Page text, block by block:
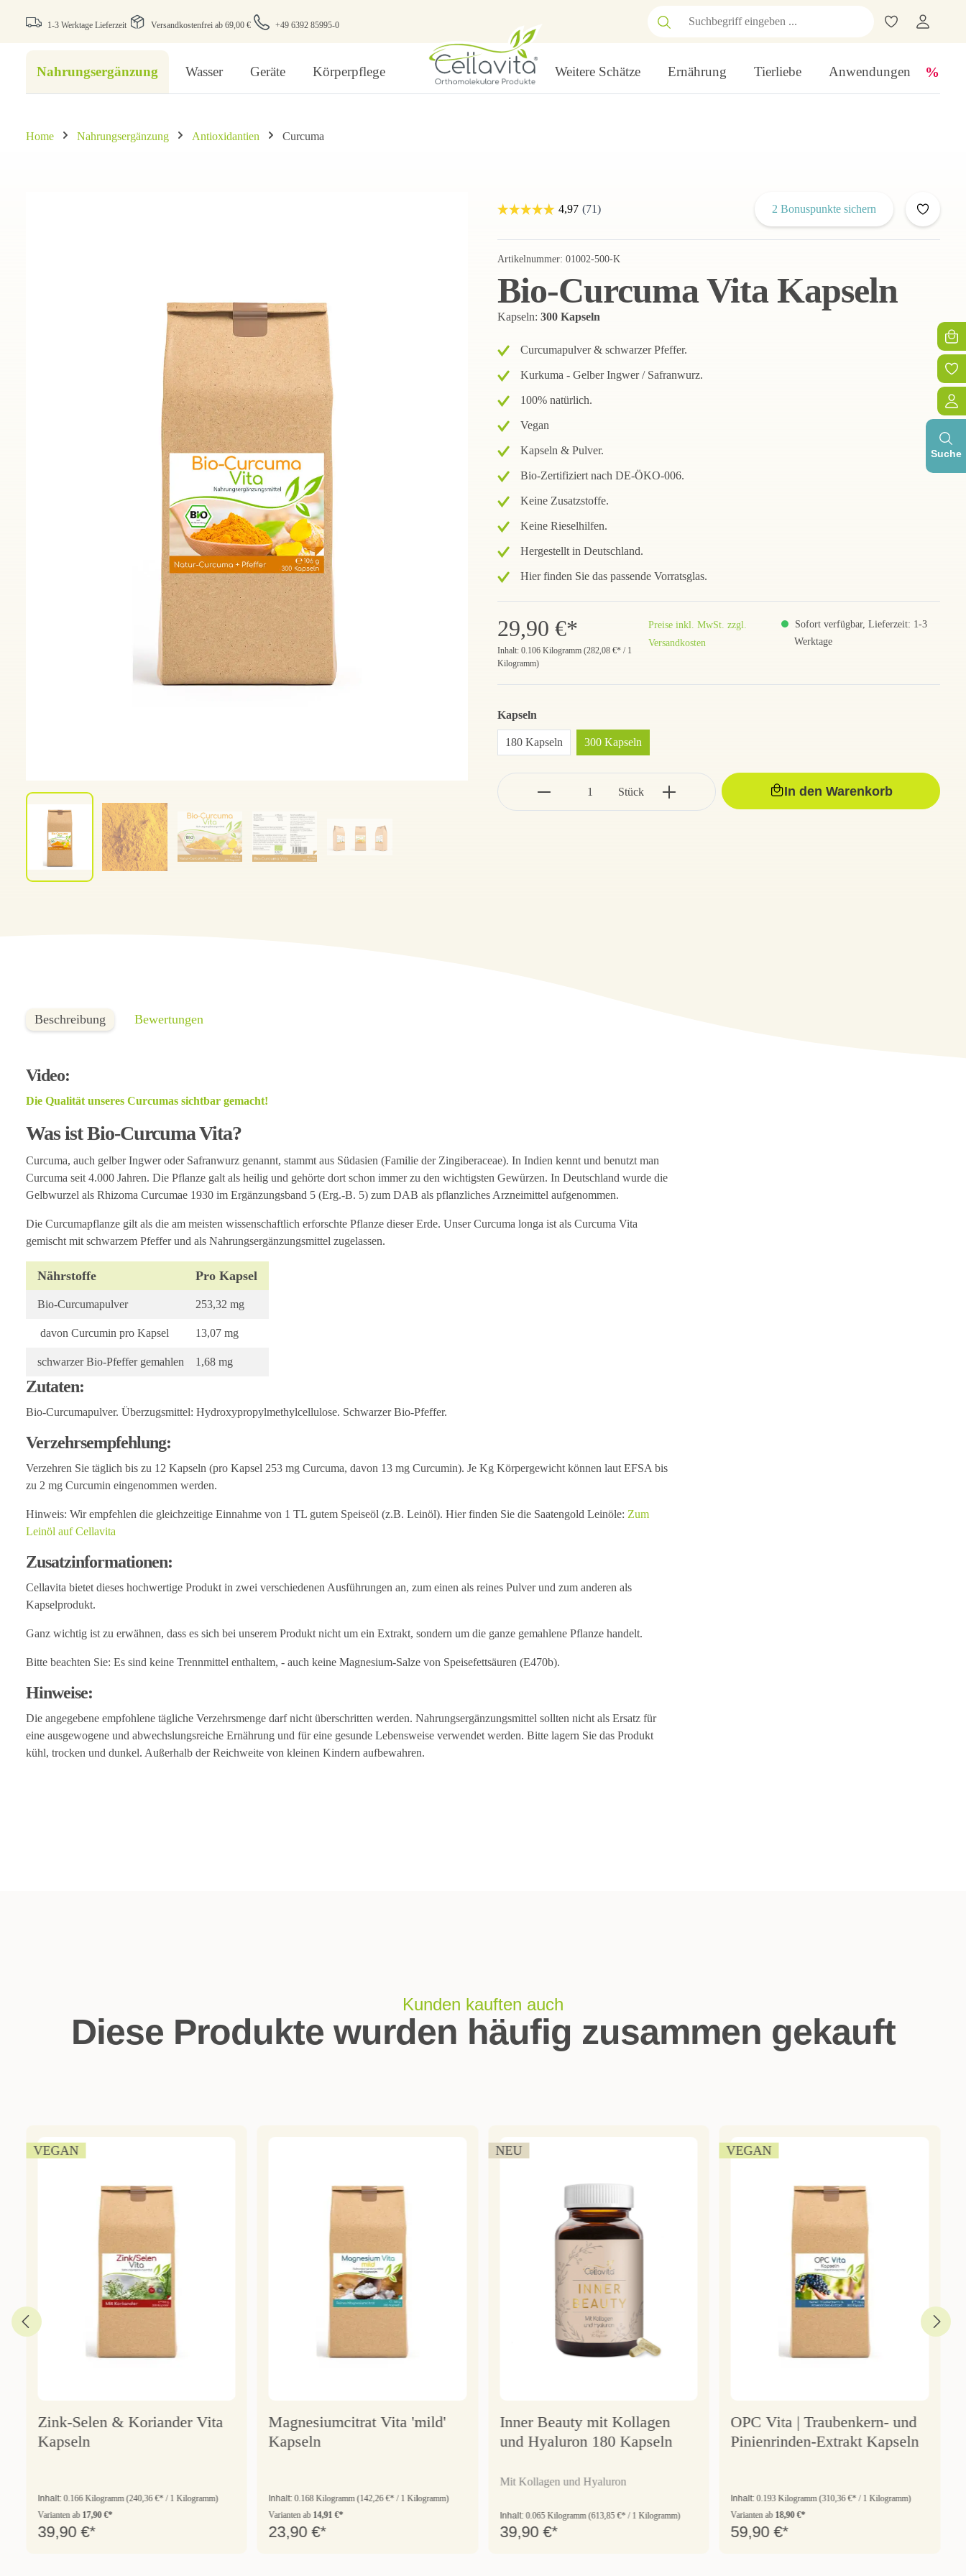
1-3 Werktage Lieferzeit Versandkostenfrei ab 69,00 € +49 6392 85995-0
Suche
Nahrungsergänzung Wasser Geräte Körperpflege Weitere Schätze Ernährung Tierliebe Anwendungen
Home Nahrungsergänzung Antioxidantien Curcuma
2 Bonuspunkte sichern
Artikelnummer: 01002-500-K
Bio-Curcuma Vita Kapseln
Kapseln: 300 Kapseln
Curcumapulver & schwarzer Pfeffer.
Kurkuma - Gelber Ingwer / Safranwurz.
100% natürlich.
Vegan
Kapseln & Pulver.
Bio-Zertifiziert nach DE-ÖKO-006.
Keine Zusatzstoffe.
Keine Rieselhilfen.
Hergestellt in Deutschland.
Hier finden Sie das passende Vorratsglas.
29,90 €*
Inhalt: 0.106 Kilogramm (282,08 €* / 1
Kilogramm)
Preise inkl. MwSt. zzgl.
Versandkosten
Sofort verfügbar, Lieferzeit: 1-3
Werktage
Kapseln
180 Kapseln 300 Kapseln
Stück In den Warenkorb
Beschreibung Bewertungen
Video:
Die Qualität unseres Curcumas sichtbar gemacht!
Was ist Bio-Curcuma Vita?
Curcuma, auch gelber Ingwer oder Safranwurz genannt, stammt aus Südasien (Familie der Zingiberaceae). In Indien kennt und benutzt man
Curcuma seit 4.000 Jahren. Die Pflanze galt als heilig und gehörte dort schon immer zu den wichtigsten Gewürzen. In Deutschland wurde die
Gelbwurzel als Rhizoma Curcumae 1930 im Ergänzungsband 5 (Erg.-B. 5) zum DAB als pflanzliches Arzneimittel aufgenommen.
Die Curcumapflanze gilt als die am meisten wissenschaftlich erforschte Pflanze dieser Erde. Unser Curcuma longa ist als Curcuma Vita
gemischt mit schwarzem Pfeffer und als Nahrungsergänzungsmittel zugelassen.
Nährstoffe Pro Kapsel
Bio-Curcumapulver 253,32 mg
davon Curcumin pro Kapsel 13,07 mg
schwarzer Bio-Pfeffer gemahlen 1,68 mg
Zutaten:
Bio-Curcumapulver. Überzugsmittel: Hydroxypropylmethylcellulose. Schwarzer Bio-Pfeffer.
Verzehrsempfehlung:
Verzehren Sie täglich bis zu 12 Kapseln (pro Kapsel 253 mg Curcuma, davon 13 mg Curcumin). Je Kg Körpergewicht können laut EFSA bis
zu 2 mg Curcumin eingenommen werden.
Hinweis: Wir empfehlen die gleichzeitige Einnahme von 1 TL gutem Speiseöl (z.B. Leinöl). Hier finden Sie die Saatengold Leinöle: Zum
Leinöl auf Cellavita
Zusatzinformationen:
Cellavita bietet dieses hochwertige Produkt in zwei verschiedenen Ausführungen an, zum einen als reines Pulver und zum anderen als
Kapselprodukt.
Ganz wichtig ist zu erwähnen, dass es sich bei unserem Produkt nicht um ein Extrakt, sondern um die ganze gemahlene Pflanze handelt.
Bitte beachten Sie: Es sind keine Trennmittel enthaltem, - auch keine Magnesium-Salze von Speisefettsäuren (E470b).
Hinweise:
Die angegebene empfohlene tägliche Verzehrsmenge darf nicht überschritten werden. Nahrungsergänzungsmittel sollten nicht als Ersatz für
eine ausgewogene und abwechslungsreiche Ernährung und für eine gesunde Lebensweise verwendet werden. Bitte lagern Sie das Produkt
kühl, trocken und dunkel. Außerhalb der Reichweite von kleinen Kindern aufbewahren.
Kunden kauften auch
Diese Produkte wurden häufig zusammen gekauft
VEGAN
Zink-Selen & Koriander Vita
Kapseln
Inhalt: 0.166 Kilogramm(240,36 €* / 1 Kilogramm)
Varianten ab17,90 €*
39,90 €*
Magnesiumcitrat Vita 'mild'
Kapseln
Inhalt:0.168 Kilogramm(142,26 €* / 1 Kilogramm)
Varianten ab14,91 €*
23,90 €*
NEU
Inner Beauty mit Kollagen
und Hyaluron 180 Kapseln
Mit Kollagen und Hyaluron
Inhalt: 0.065 Kilogramm(613,85 €* / 1 Kilogramm)
39,90 €*
VEGAN
OPC Vita | Traubenkern- und
Pinienrinden-Extrakt Kapseln
Inhalt:0.193 Kilogramm(310,36 €* / 1 Kilogramm)
Varianten ab18,90 €*
59,90 €*